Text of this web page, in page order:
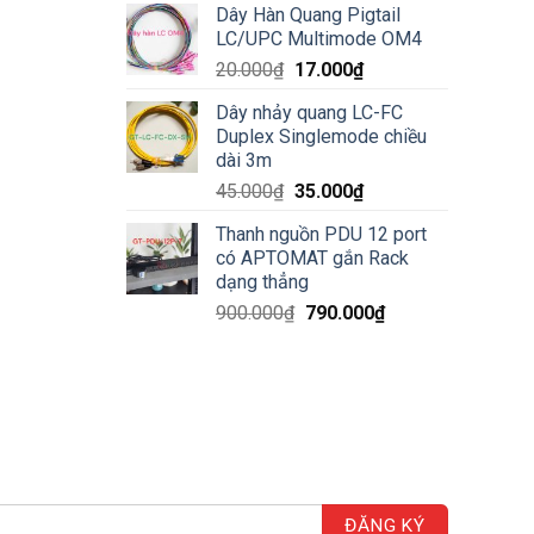
là:
20.000₫.
tại
là:
15.000₫.
Dây Hàn Quang Pigtail
LC/UPC Multimode OM4
20.000₫ Giá
là:
20.000₫.
17.000₫Giá
tại
là:
Dây nhảy quang LC-FC
Duplex Singlemode chiều
dài 3m
45.000₫ Giá
là:
45.000₫.
35.000₫Giá
tại
là:
Thanh nguồn PDU 12 port
có APTOMAT gắn Rack
dạng thẳng
900.000₫ Giá
790.000₫Giá